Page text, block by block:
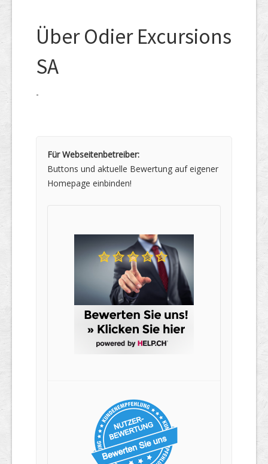
Über Odier Excursions
SA
-
Für Webseitenbetreiber:
Buttons und aktuelle Bewertung auf eigener
Homepage einbinden!